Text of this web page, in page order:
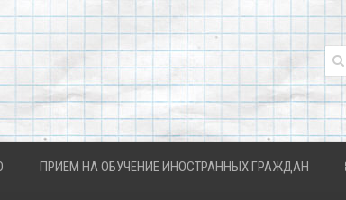
ПРИЕМ НА ОБУЧЕНИЕ ИНОСТРАННЫХ ГРАЖДАН